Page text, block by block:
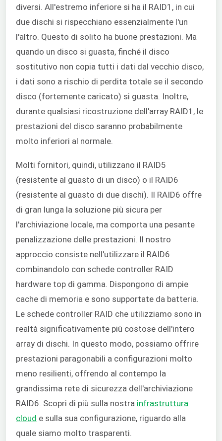
diversi. All'estremo inferiore si ha il RAID1, in cui
due dischi si rispecchiano essenzialmente l'un
l'altro. Questo di solito ha buone prestazioni. Ma
quando un disco si guasta, finché il disco
sostitutivo non copia tutti i dati dal vecchio disco,
i dati sono a rischio di perdita totale se il secondo
disco (fortemente caricato) si guasta. Inoltre,
durante qualsiasi ricostruzione dell'array RAID1, le
prestazioni del disco saranno probabilmente
molto inferiori al normale.
Molti fornitori, quindi, utilizzano il RAID5
(resistente al guasto di un disco) o il RAID6
(resistente al guasto di due dischi). Il RAID6 offre
di gran lunga la soluzione più sicura per
l'archiviazione locale, ma comporta una pesante
penalizzazione delle prestazioni. Il nostro
approccio consiste nell'utilizzare il RAID6
combinandolo con schede controller RAID
hardware top di gamma. Dispongono di ampie
cache di memoria e sono supportate da batteria.
Le schede controller RAID che utilizziamo sono in
realtà significativamente più costose dell'intero
array di dischi. In questo modo, possiamo offrire
prestazioni paragonabili a configurazioni molto
meno resilienti, offrendo al contempo la
grandissima rete di sicurezza dell'archiviazione
RAID6. Scopri di più sulla nostra infrastruttura
cloud e sulla sua configurazione, riguardo alla
quale siamo molto trasparenti.